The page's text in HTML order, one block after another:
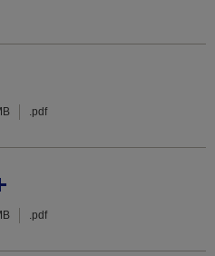
.pdf
.pdf